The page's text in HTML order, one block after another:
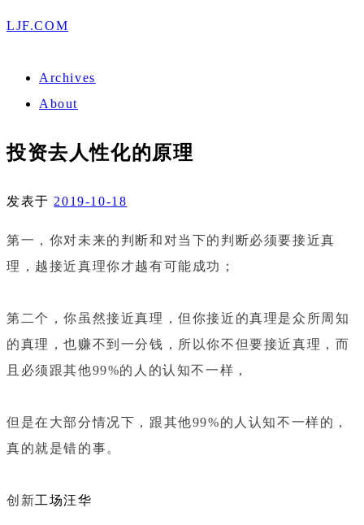
LJF.COM
Archives
About
投资去人性化的原理
发表于 2019-10-18
第一，你对未来的判断和对当下的判断必须要接近真
理，越接近真理你才越有可能成功；
第二个，你虽然接近真理，但你接近的真理是众所周知
的真理，也赚不到一分钱，所以你不但要接近真理，而
且必须跟其他99%的人的认知不一样，
但是在大部分情况下，跟其他99%的人认知不一样的，
真的就是错的事。
创新工场汪华